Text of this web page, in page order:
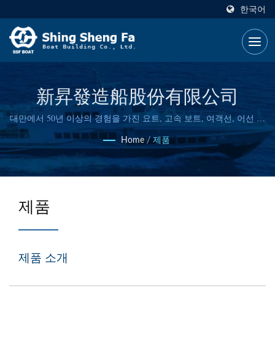
한국어
新昇發造船股份有限公司
대만에서 50년 이상의 경험을 가진 요트, 고속 보트, 여객선, 어선 제
조업체 중 하나입니다.
Home / 제품
제품
제품 소개